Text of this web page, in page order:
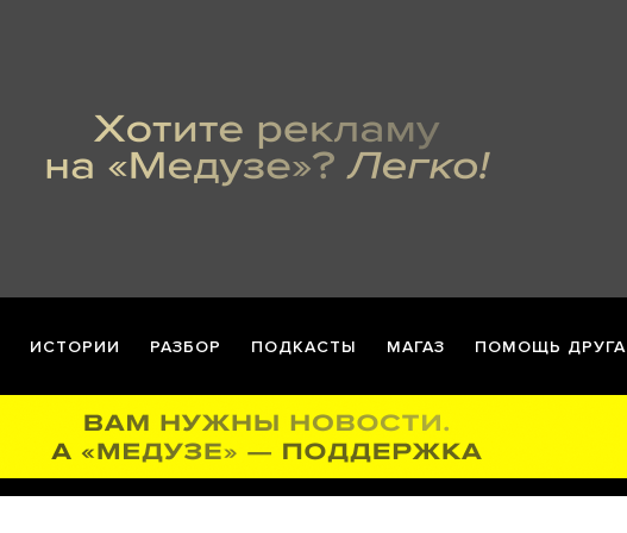
ИСТОРИИ РАЗБОР ПОДКАСТЫ МАГАЗ ПОМОЩЬ ДРУГА